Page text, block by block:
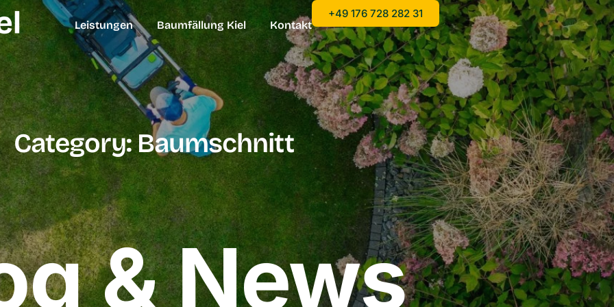
Leistungen Baumfällung Kiel Kontakt
+49 176 728 282 31
Category: Baumschnitt
& News